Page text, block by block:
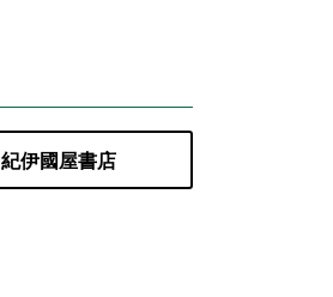
紀伊國屋書店